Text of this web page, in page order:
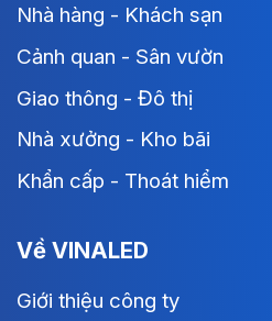
Nhà hàng - Khách sạn
Cảnh quan - Sân vườn
Giao thông - Đô thị
Nhà xưởng - Kho bãi
Khẩn cấp - Thoát hiểm
Về VINALED
Giới thiệu công ty